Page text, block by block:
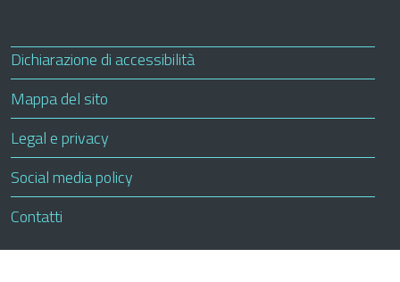
Small prints
Useful links section
Dichiarazione di accessibilitàApre in una nuova scheda
Mappa del sito
Legal e privacy
Social media policy
Contatti